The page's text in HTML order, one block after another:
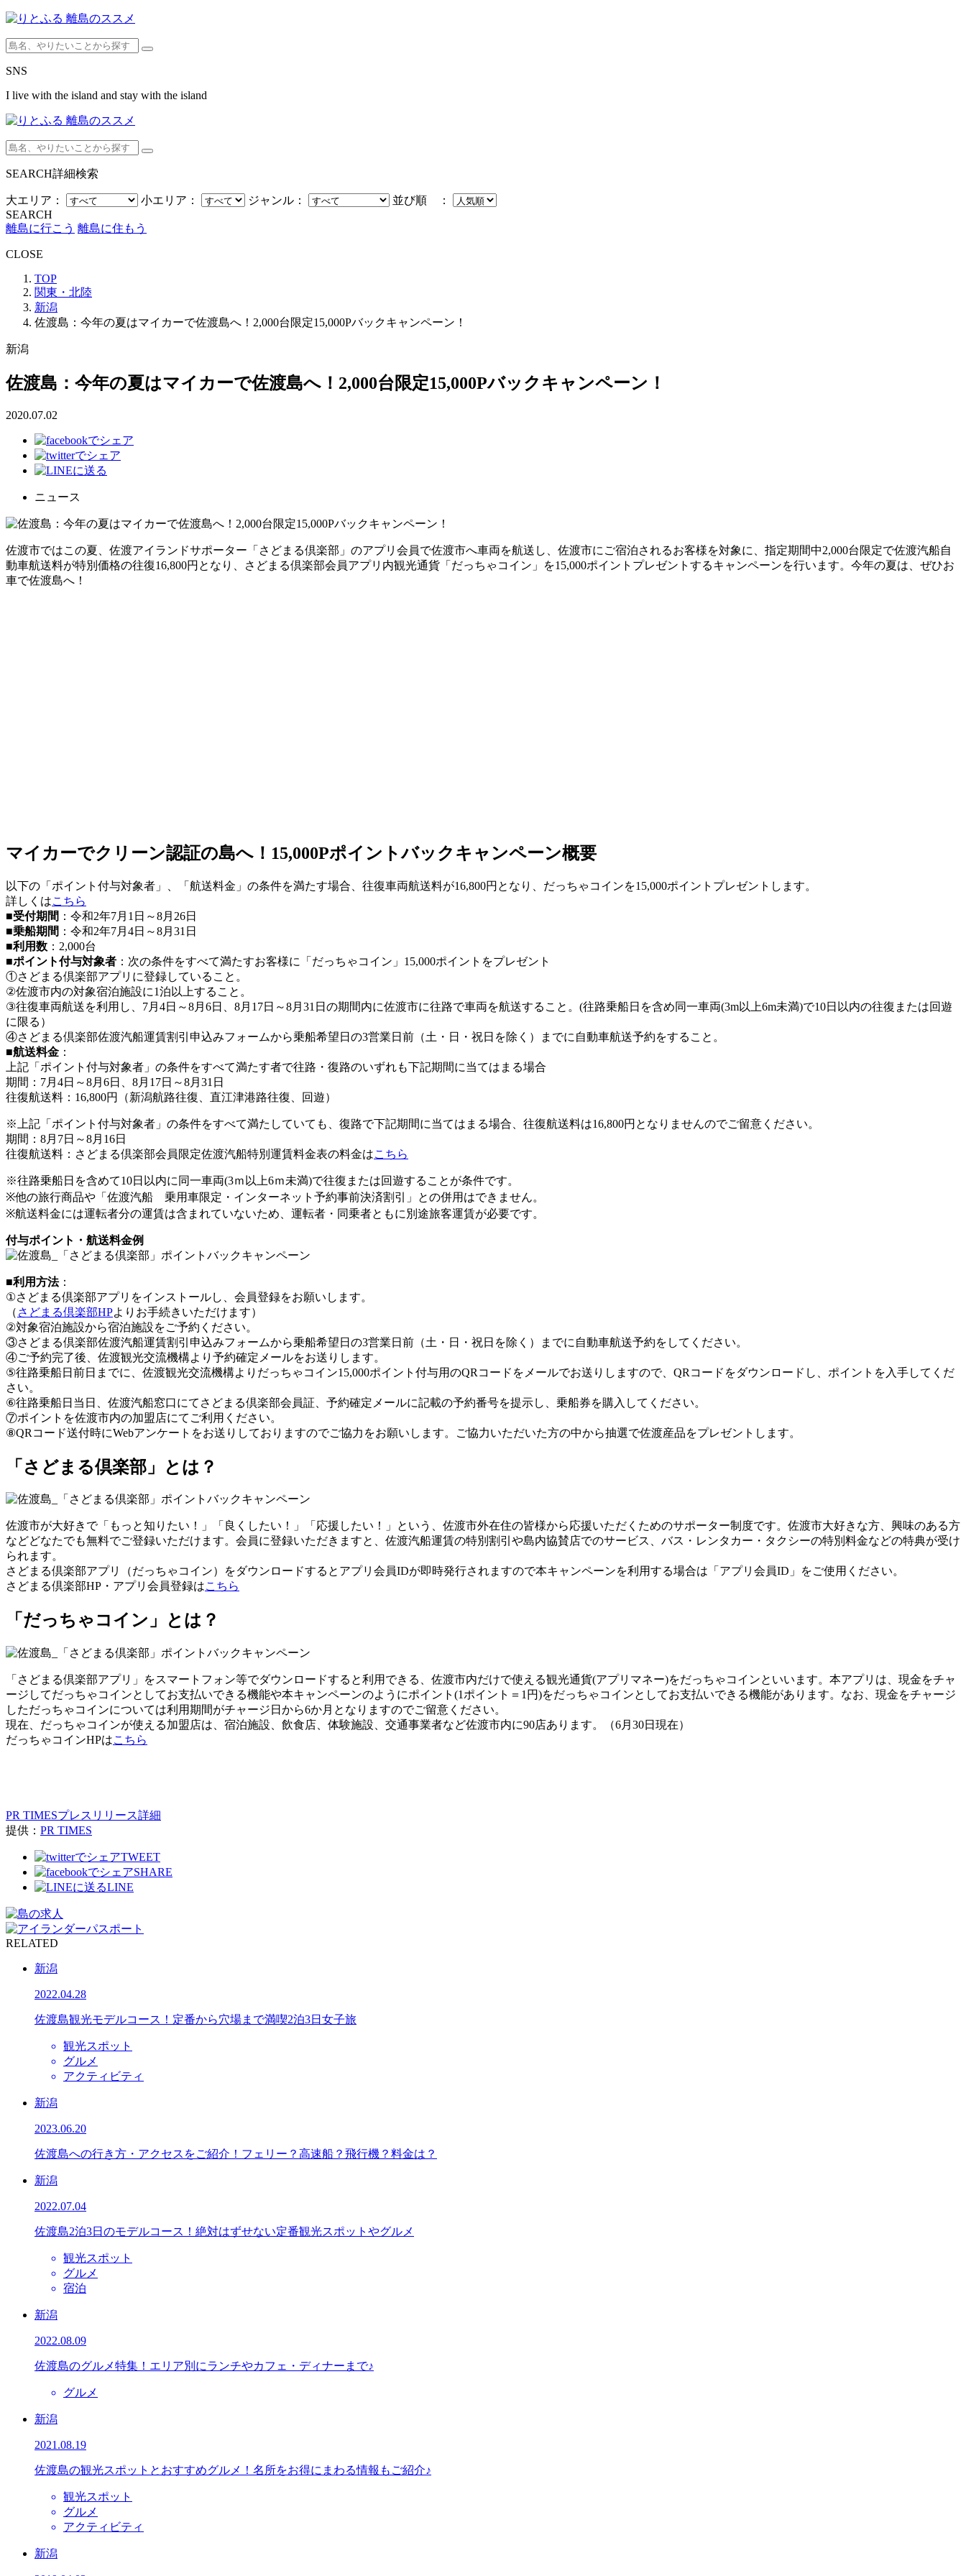
SNS
I live with the island and stay with the island
SEARCH詳細検索
大エリア： 小エリア： ジャンル：
並び順 ：
SEARCH
離島に行こう 離島に住もう
CLOSE
TOP
関東・北陸
新潟
佐渡島：今年の夏はマイカーで佐渡島へ！2,000台限定15,000Pバックキャンペーン！
新潟
佐渡島：今年の夏はマイカーで佐渡島へ！2,000台限定15,000Pバックキャンペーン！
2020.07.02
ニュース
佐渡市ではこの夏、佐渡アイランドサポーター「さどまる倶楽部」のアプリ会員で佐渡市へ車両を航送し、佐渡市にご宿泊されるお客様を対象に、指定期間中2,000台限定で佐渡汽船自
動車航送料が特別価格の往復16,800円となり、さどまる倶楽部会員アプリ内観光通貨「だっちゃコイン」を15,000ポイントプレゼントするキャンペーンを行います。今年の夏は、ぜひお
車で佐渡島へ！
マイカーでクリーン認証の島へ！15,000Pポイントバックキャンペーン概要
以下の「ポイント付与対象者」、「航送料金」の条件を満たす場合、往復車両航送料が16,800円となり、だっちゃコインを15,000ポイントプレゼントします。
詳しくはこちら
■受付期間 ：令和2年7月1日～8月26日
■乗船期間 ：令和2年7月4日～8月31日
■利用数 ：2,000台
■ポイント付与対象者 ：次の条件をすべて満たすお客様に「だっちゃコイン」15,000ポイントをプレゼント
①さどまる倶楽部アプリに登録していること。
②佐渡市内の対象宿泊施設に1泊以上すること。
③往復車両航送を利用し、7月4日～8月6日、8月17日～8月31日の期間内に佐渡市に往路で車両を航送すること。(往路乗船日を含め同一車両(3m以上6m未満)で10日以内の往復または回遊
に限る）
④さどまる倶楽部佐渡汽船運賃割引申込みフォームから乗船希望日の3営業日前（土・日・祝日を除く）までに自動車航送予約をすること。
■航送料金 ：
上記「ポイント付与対象者」の条件をすべて満たす者で往路・復路のいずれも下記期間に当てはまる場合
期間：7月4日～8月6日、8月17日～8月31日
往復航送料：16,800円（新潟航路往復、直江津港路往復、回遊）
※上記「ポイント付与対象者」の条件をすべて満たしていても、復路で下記期間に当てはまる場合、往復航送料は16,800円となりませんのでご留意ください。
期間：8月7日～8月16日
往復航送料：さどまる倶楽部会員限定佐渡汽船特別運賃料金表の料金はこちら
※往路乗船日を含めて10日以内に同一車両(3ｍ以上6ｍ未満)で往復または回遊することが条件です。
※他の旅行商品や「佐渡汽船 乗用車限定・インターネット予約事前決済割引」との併用はできません。
※航送料金には運転者分の運賃は含まれていないため、運転者・同乗者ともに別途旅客運賃が必要です。
付与ポイント・航送料金例
■利用方法：
①さどまる倶楽部アプリをインストールし、会員登録をお願いします。
（ さどまる倶楽部HPよりお手続きいただけます）
②対象宿泊施設から宿泊施設をご予約ください。
③さどまる倶楽部佐渡汽船運賃割引申込みフォームから乗船希望日の3営業日前（土・日・祝日を除く）までに自動車航送予約をしてください。
④ご予約完了後、佐渡観光交流機構より予約確定メールをお送りします。
⑤往路乗船日前日までに、佐渡観光交流機構よりだっちゃコイン15,000ポイント付与用のQRコードをメールでお送りしますので、QRコードをダウンロードし、ポイントを入手してくだ
さい。
⑥往路乗船日当日、佐渡汽船窓口にてさどまる倶楽部会員証、予約確定メールに記載の予約番号を提示し、乗船券を購入してください。
⑦ポイントを佐渡市内の加盟店にてご利用ください。
⑧QRコード送付時にWebアンケートをお送りしておりますのでご協力をお願いします。ご協力いただいた方の中から抽選で佐渡産品をプレゼントします。
「さどまる倶楽部」とは？
佐渡市が大好きで「もっと知りたい！」「良くしたい！」「応援したい！」という、佐渡市外在住の皆様から応援いただくためのサポーター制度です。佐渡市大好きな方、興味のある方
などどなたでも無料でご登録いただけます。会員に登録いただきますと、佐渡汽船運賃の特別割引や島内協賛店でのサービス、バス・レンタカー・タクシーの特別料金などの特典が受け
られます。
さどまる倶楽部アプリ（だっちゃコイン）をダウンロードするとアプリ会員IDが即時発行されますので本キャンペーンを利用する場合は「アプリ会員ID」をご使用ください。
さどまる倶楽部HP・アプリ会員登録はこちら
「だっちゃコイン」とは？
「さどまる倶楽部アプリ」をスマートフォン等でダウンロードすると利用できる、佐渡市内だけで使える観光通貨(アプリマネー)をだっちゃコインといいます。本アプリは、現金をチャ
ージしてだっちゃコインとしてお支払いできる機能や本キャンペーンのようにポイント(1ポイント＝1円)をだっちゃコインとしてお支払いできる機能があります。なお、現金をチャージ
しただっちゃコインについては利用期間がチャージ日から6か月となりますのでご留意ください。
現在、だっちゃコインが使える加盟店は、宿泊施設、飲食店、体験施設、交通事業者など佐渡市内に90店あります。（6月30日現在）
だっちゃコインHPはこちら
PR TIMESプレスリリース詳細
提供： PR TIMES
TWEET
SHARE
LINE
RELATED
新潟
2022.04.28
佐渡島観光モデルコース！定番から穴場まで満喫2泊3日女子旅
観光スポット
グルメ
アクティビティ
新潟
2023.06.20
佐渡島への行き方・アクセスをご紹介！フェリー？高速船？飛行機？料金は？
新潟
2022.07.04
佐渡島2泊3日のモデルコース！絶対はずせない定番観光スポットやグルメ
観光スポット
グルメ
宿泊
新潟
2022.08.09
佐渡島のグルメ特集！エリア別にランチやカフェ・ディナーまで♪
グルメ
新潟
2021.08.19
佐渡島の観光スポットとおすすめグルメ！名所をお得にまわる情報もご紹介♪
観光スポット
グルメ
アクティビティ
新潟